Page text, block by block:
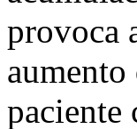
provoca
paciente